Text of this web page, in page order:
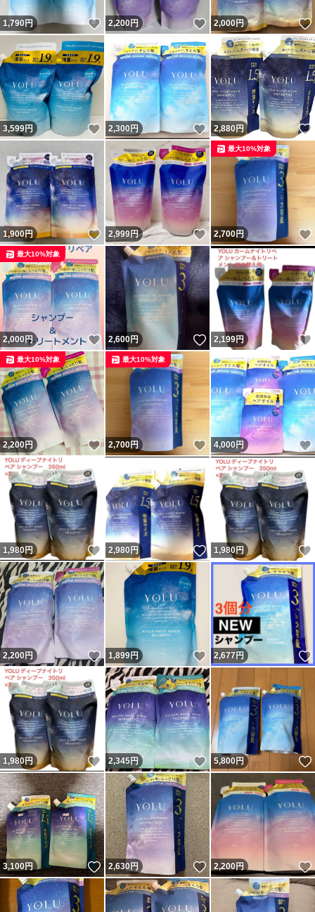
1,790円 いいね！
2,200円 いいね！
2,000円
3,599円 いいね！
2,300円 いいね！
2,880円
1,900円 いいね！
2,999円 いいね！
2,700円
最大10%対象
2,000円 いいね！
最大10%対象
2,600円 いいね！
2,199円
2,200円 いいね！
最大10%対象
2,700円 いいね！
最大10%対象
4,000円
1,980円 いいね！
2,980 円 いいね！
1,980円
2,200円 いいね！
1,899円 いいね！
2,677円
1,980円 いいね！
2,345円 いいね！
5,800円
3,100円 いいね！
2,630円 いいね！
2,200円